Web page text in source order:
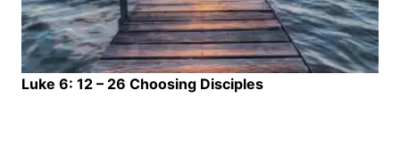
Luke 6: 12 – 26 Choosing Disciples